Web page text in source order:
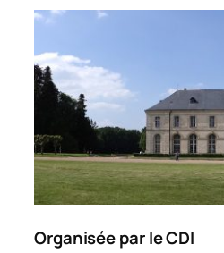
Organisée par le CDI